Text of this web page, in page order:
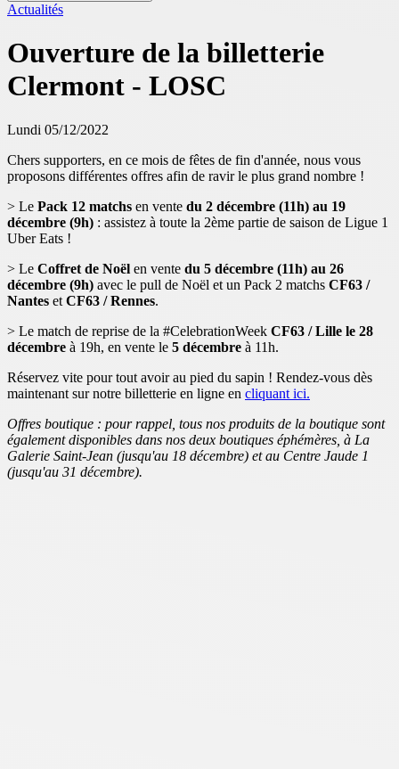
Actualités
Ouverture de la billetterie
Clermont - LOSC
Lundi 05/12/2022
Chers supporters, en ce mois de fêtes de fin d'année, nous vous
proposons différentes offres afin de ravir le plus grand nombre !
> Le Pack 12 matchs en vente du 2 décembre (11h) au 19
décembre (9h) : assistez à toute la 2ème partie de saison de Ligue 1
Uber Eats !
> Le Coffret de Noël en vente du 5 décembre (11h) au 26
décembre (9h) avec le pull de Noël et un Pack 2 matchs CF63 /
Nantes et CF63 / Rennes.
> Le match de reprise de la #CelebrationWeek CF63 / Lille le 28
décembre à 19h, en vente le 5 décembre à 11h.
Réservez vite pour tout avoir au pied du sapin ! Rendez-vous dès
maintenant sur notre billetterie en ligne en cliquant ici.
Offres boutique : pour rappel, tous nos produits de la boutique sont
également disponibles dans nos deux boutiques éphémères, à La
Galerie Saint-Jean (jusqu'au 18 décembre) et au Centre Jaude 1
(jusqu'au 31 décembre).